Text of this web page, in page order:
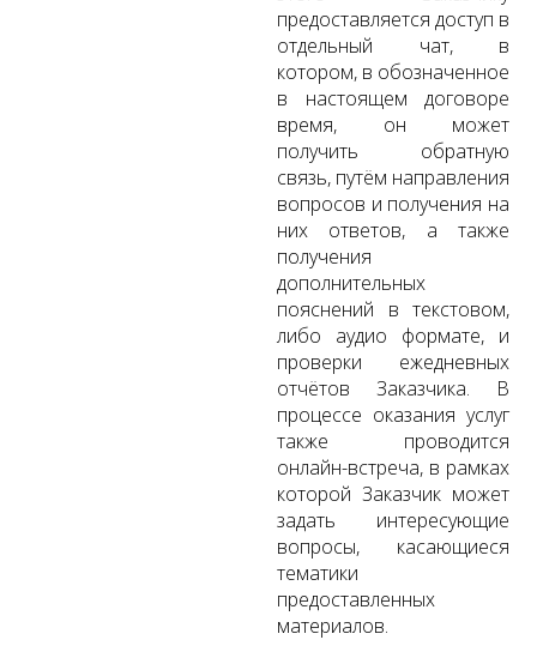
предоставляется доступ в
отдельный чат, в
котором, в обозначенное
в настоящем договоре
время, он может
получить обратную
связь, путём направления
вопросов и получения на
них ответов, а также
получения
дополнительных
пояснений в текстовом,
либо аудио формате, и
проверки ежедневных
отчётов Заказчика. В
процессе оказания услуг
также проводится
онлайн-встреча, в рамках
которой Заказчик может
задать интересующие
вопросы, касающиеся
тематики
предоставленных
материалов.